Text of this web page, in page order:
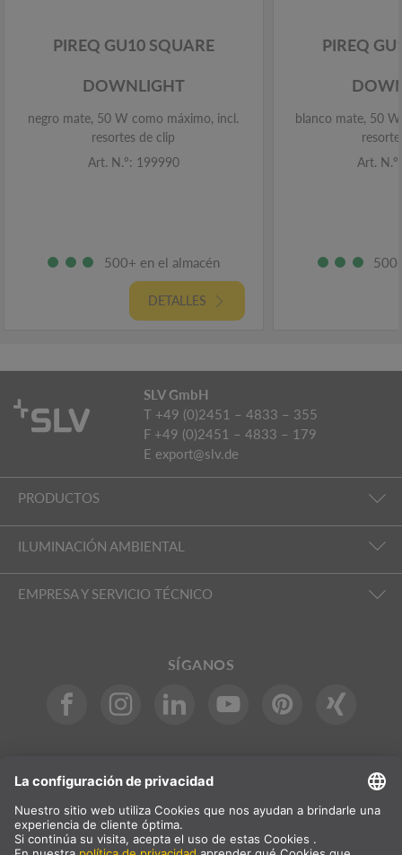
PIREQ GU10 SQUARE
DOWNLIGHT
negro mate, 50 W como máximo, incl.
resortes de clip
Art. N.º: 199990
500+ en el almacén
DETALLES
PIREQ
blanco mate, 50
Art.
SLV GmbH
T +49 (0)2451 – 4833 – 355
F +49 (0)2451 – 4833 – 179
E export@slv.de
PRODUCTOS
ILUMINACIÓN AMBIENTAL
EMPRESA Y SERVICIO TÉCNICO
SÍGANOS
Selección del país